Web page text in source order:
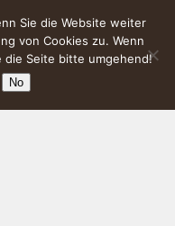
Sie die Website weiter
von Cookies zu. Wenn
die Seite bitte umgehend!
No